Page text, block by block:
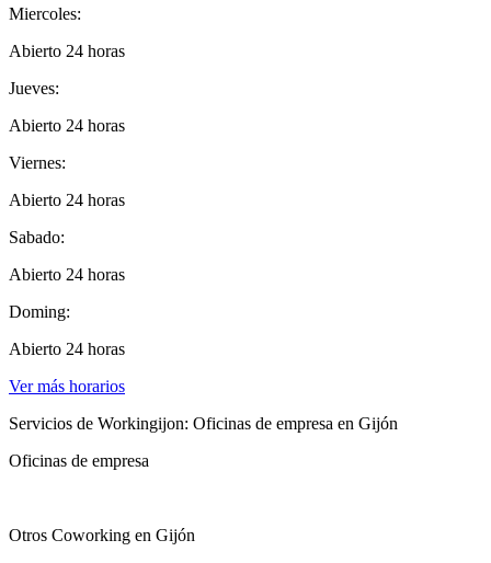
Miercoles:
Abierto 24 horas
Jueves:
Abierto 24 horas
Viernes:
Abierto 24 horas
Sabado:
Abierto 24 horas
Doming:
Abierto 24 horas
Ver más horarios
Servicios de Workingijon: Oficinas de empresa en Gijón
Oficinas de empresa
Otros Coworking en Gijón